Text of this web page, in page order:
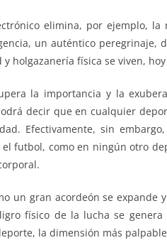
elimina, por ejemplo,
un auténtico peregrinaje,
y holgazanería física se viven,
la importancia y la
decir que en cualquier
Efectivamente, sin
el futbol, como en ningún otro
un gran acordeón se expande
físico de la lucha se
la dimensión más